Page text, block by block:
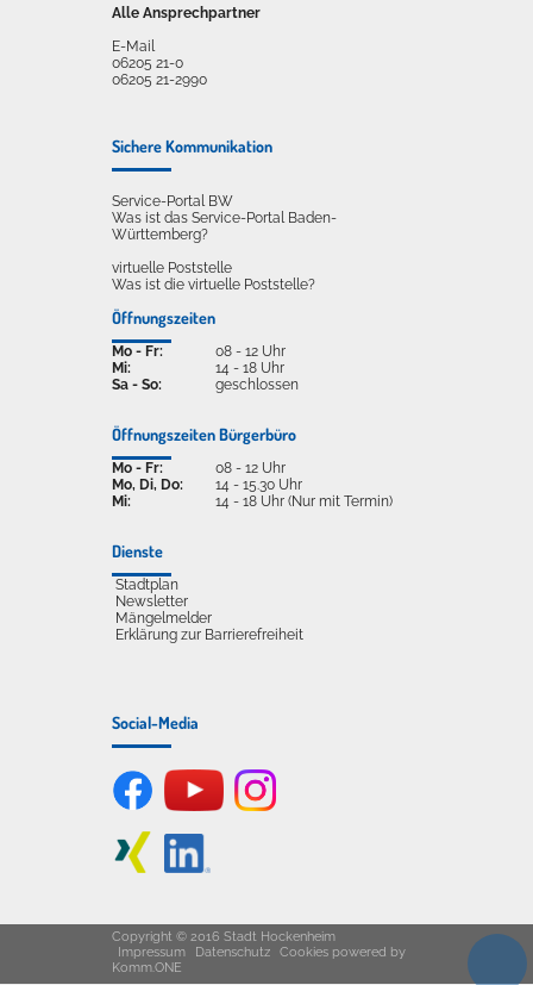
Alle Ansprechpartner
E-Mail
06205 21-0
06205 21-2990
Sichere Kommunikation
Service-Portal BW
Was ist das Service-Portal Baden-
Württemberg?
virtuelle Poststelle
Was ist die virtuelle Poststelle?
Öffnungszeiten
Mo - Fr:
Mi:
Sa - So:
08 - 12 Uhr
14 - 18 Uhr
geschlossen
Öffnungszeiten Bürgerbüro
Mo - Fr:
Mo, Di, Do:
Mi:
08 - 12 Uhr
14 - 15.30 Uhr
14 - 18 Uhr (Nur mit Termin)
Dienste
Stadtplan
Newsletter
Mängelmelder
Erklärung zur Barrierefreiheit
Social-Media
Copyright © 2016 Stadt Hockenheim
Impressum
Datenschutz Cookies powered by
Komm.ONE